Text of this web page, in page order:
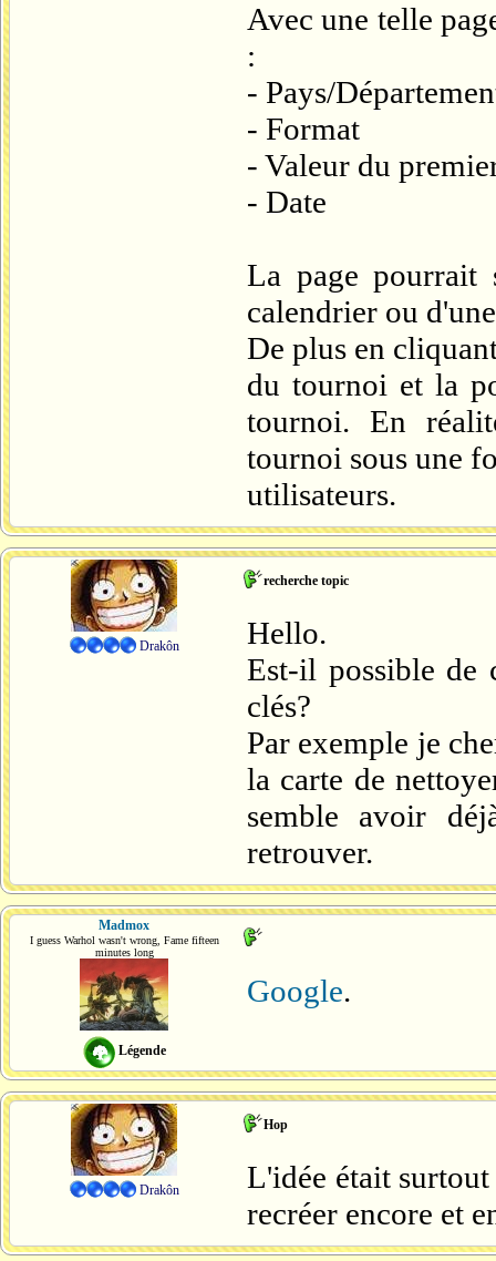
Avec une telle
:
- Pays/
- Format
- Valeur du
- Date
La page pourrait
calendrier ou
De plus en
du tournoi et la
tournoi. En
tournoi sous une
utilisateurs.
Drakôn
recherche topic
Hello.
Est-il possible de
clés?
Par exemple je
la carte de
semble avoir
retrouver.
Madmox
I guess Warhol wasn't wrong, Fame fifteen
minutes long
Légende
Google.
Drakôn
Hop
L'idée était
recréer encore et